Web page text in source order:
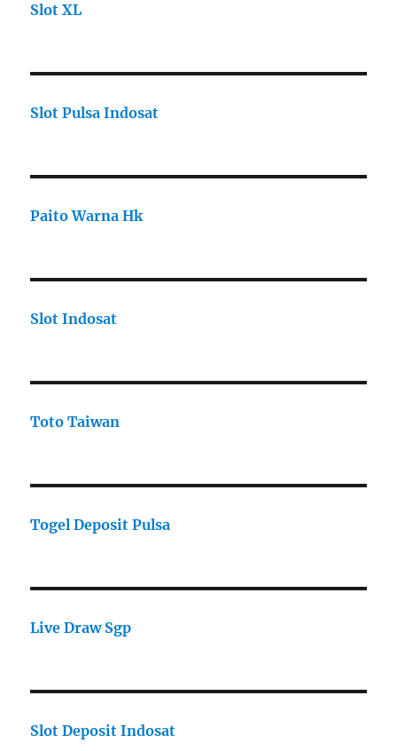
Slot XL
Slot Pulsa Indosat
Paito Warna Hk
Slot Indosat
Toto Taiwan
Togel Deposit Pulsa
Live Draw Sgp
Slot Deposit Indosat